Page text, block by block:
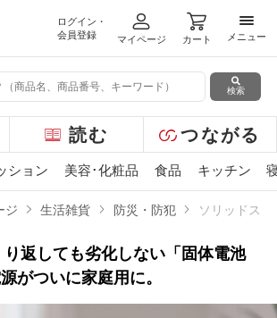
ログイン・
会員登録
マイページ カート
メニ
メニュー
検索
読む つながる
ション 美容･化粧品 食品 キッチン
ジ 生活雑貨 防災・防犯 ソリッドス
返しても劣化しない「固体電池
がついに家庭用に。